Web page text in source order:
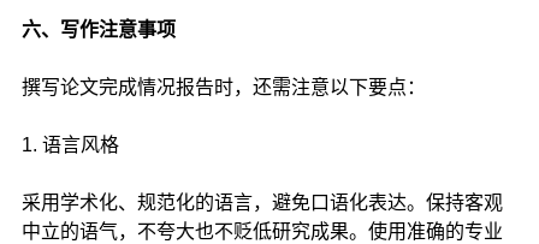
六、写作注意事项
撰写论文完成情况报告时，还需注意以下要点：
1. 语言风格
采用学术化、规范化的语言，避免口语化表达。保持客观
中立的语气，不夸大也不贬低研究成果。使用准确的专业